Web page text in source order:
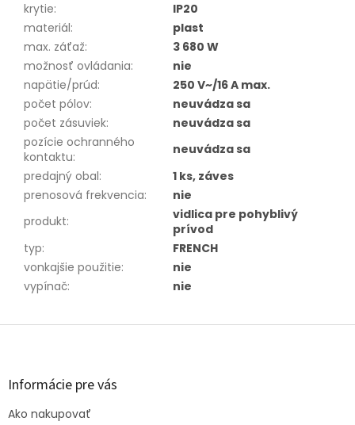
krytie:
IP20
materiál:
plast
max. záťaž:
3 680 W
možnosť ovládania:
nie
napätie/prúd:
250 V~/16 A max.
počet pólov:
neuvádza sa
počet zásuviek:
neuvádza sa
pozície ochranného
kontaktu:
neuvádza sa
predajný obal:
1 ks, záves
prenosová frekvencia:
nie
produkt:
vidlica pre pohyblivý
prívod
typ:
FRENCH
vonkajšie použitie:
nie
vypínač: nie
Z
Informácie pre vás
Ako nakupovať